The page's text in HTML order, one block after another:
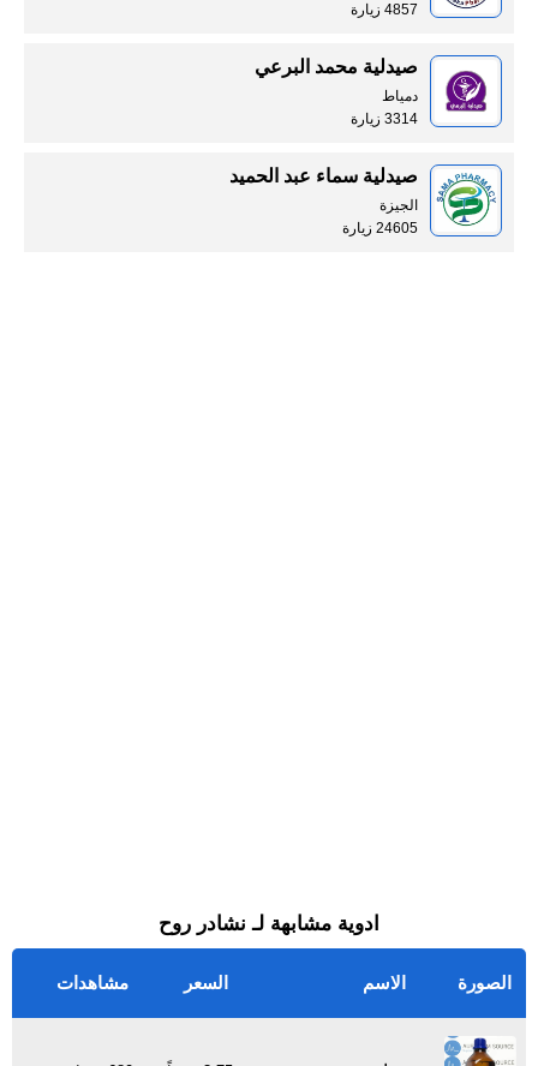
4857 زيارة
صيدلية محمد البرعي
دمياط
3314 زيارة
صيدلية سماء عبد الحميد
الجيزة
24605 زيارة
ادوية مشابهة لـ نشادر روح
الصورة الاسم السعر مشاهدات